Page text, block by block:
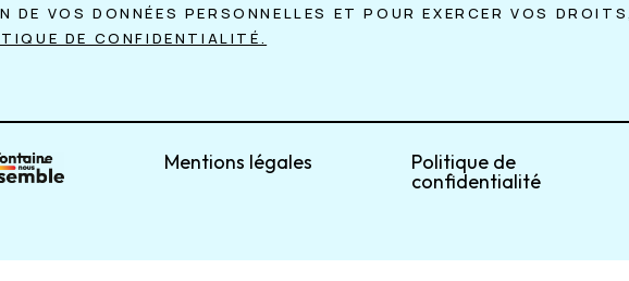
DE VOS DONNÉES PERSONNELLES ET POUR EXERCER VOS
DE CONFIDENTIALITÉ.
Mentions légales Politique de
confidentialité